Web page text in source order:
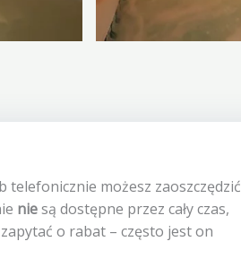
możesz zaoszczędzić
niesą dostępne przez cały czas,
o rabat – często jest on